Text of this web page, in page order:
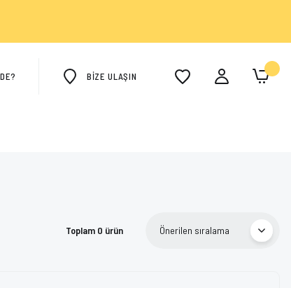
BİZE ULAŞIN
Toplam 0 ürün